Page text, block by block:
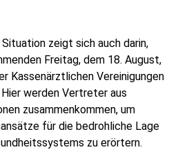
zeigt sich auch darin,
Freitag, dem 18. August,
Kassenärztlichen Vereinigungen
werden Vertreter aus
zusammenkommen, um
für die bedrohliche Lage
zu erörtern.